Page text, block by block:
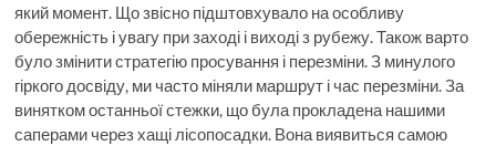
який момент. Що звісно підштовхувало на особливу
обережність і увагу при заході і виході з рубежу. Також варто
було змінити стратегію просування і перезміни. З минулого
гіркого досвіду, ми часто міняли маршрут і час перезміни. За
винятком останньої стежки, що була прокладена нашими
саперами через хащі лісопосадки. Вона виявиться самою